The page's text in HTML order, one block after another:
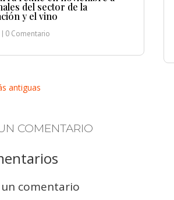
del sector de la
y el vino
| 0 Comentario
antiguas
COMENTARIO
un comentario